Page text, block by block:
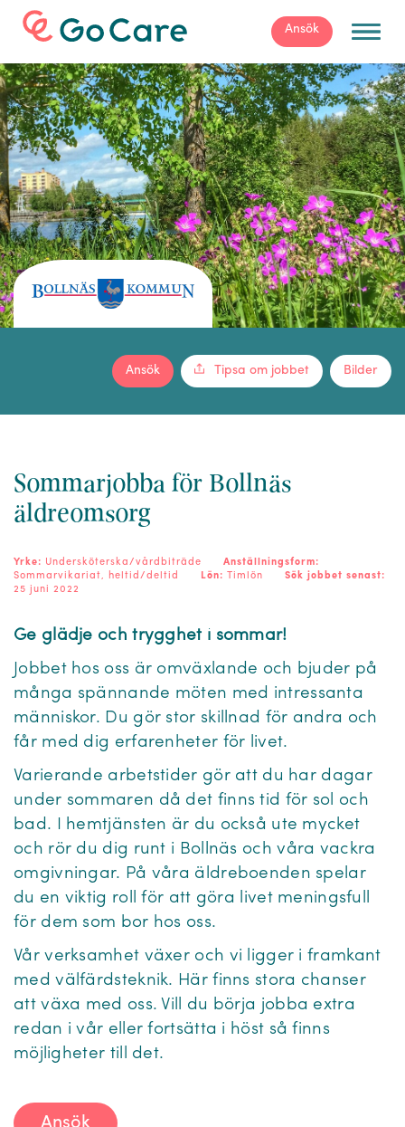
För arbetsgivare Ansök
Bilder
Tipsa om jobbet
Ansök
Sommarjobba för Bollnäs
äldreomsorg
Yrke: Undersköterska/vårdbiträde
Anställningsform:
Sommarvikariat, heltid/deltid
Lön: Timlön
Sök jobbet senast:
25 juni 2022
Ge glädje och trygghet i sommar!
Jobbet hos oss är omväxlande och bjuder på
många spännande möten med intressanta
människor. Du gör stor skillnad för andra och
får med dig erfarenheter för livet.
Varierande arbetstider gör att du har dagar
under sommaren då det finns tid för sol och
bad. I hemtjänsten är du också ute mycket
och rör du dig runt i Bollnäs och våra vackra
omgivningar. På våra äldreboenden spelar
du en viktig roll för att göra livet meningsfull
för dem som bor hos oss.
Vår verksamhet växer och vi ligger i framkant
med välfärdsteknik. Här finns stora chanser
att växa med oss. Vill du börja jobba extra
redan i vår eller fortsätta i höst så finns
möjligheter till det.
Ansök